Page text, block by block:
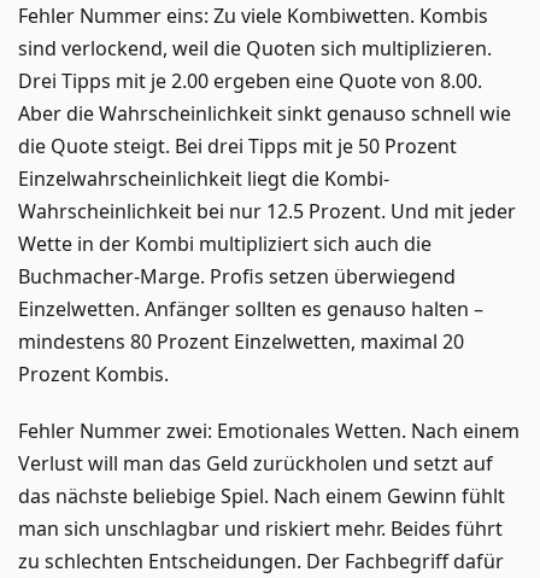
Fehler Nummer eins: Zu viele Kombiwetten. Kombis
sind verlockend, weil die Quoten sich multiplizieren.
Drei Tipps mit je 2.00 ergeben eine Quote von 8.00.
Aber die Wahrscheinlichkeit sinkt genauso schnell wie
die Quote steigt. Bei drei Tipps mit je 50 Prozent
Einzelwahrscheinlichkeit liegt die Kombi-
Wahrscheinlichkeit bei nur 12.5 Prozent. Und mit jeder
Wette in der Kombi multipliziert sich auch die
Buchmacher-Marge. Profis setzen überwiegend
Einzelwetten. Anfänger sollten es genauso halten –
mindestens 80 Prozent Einzelwetten, maximal 20
Prozent Kombis.
Fehler Nummer zwei: Emotionales Wetten. Nach einem
Verlust will man das Geld zurückholen und setzt auf
das nächste beliebige Spiel. Nach einem Gewinn fühlt
man sich unschlagbar und riskiert mehr. Beides führt
zu schlechten Entscheidungen. Der Fachbegriff dafür